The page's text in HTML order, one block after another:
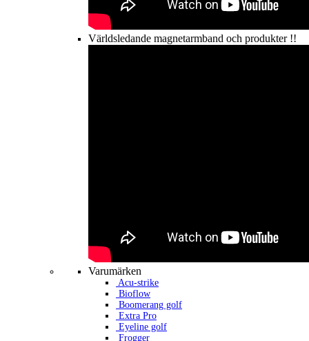
Världsledande magnetarmband och produkter !!
Varumärken
Acu-strike
Bioflow
Boomerang golf
Extra Pro
Eyeline golf
Frogger